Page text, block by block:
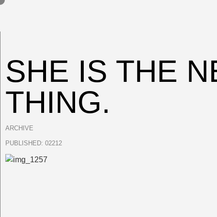
SHE IS THE
THING.
ARCHIVE
PUBLISHED: 02212